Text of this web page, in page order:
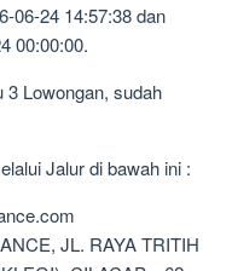
06-24 14:57:38 dan
00:00:00.
3 Lowongan, sudah
Jalur di bawah ini :
JL. RAYA TRITIH